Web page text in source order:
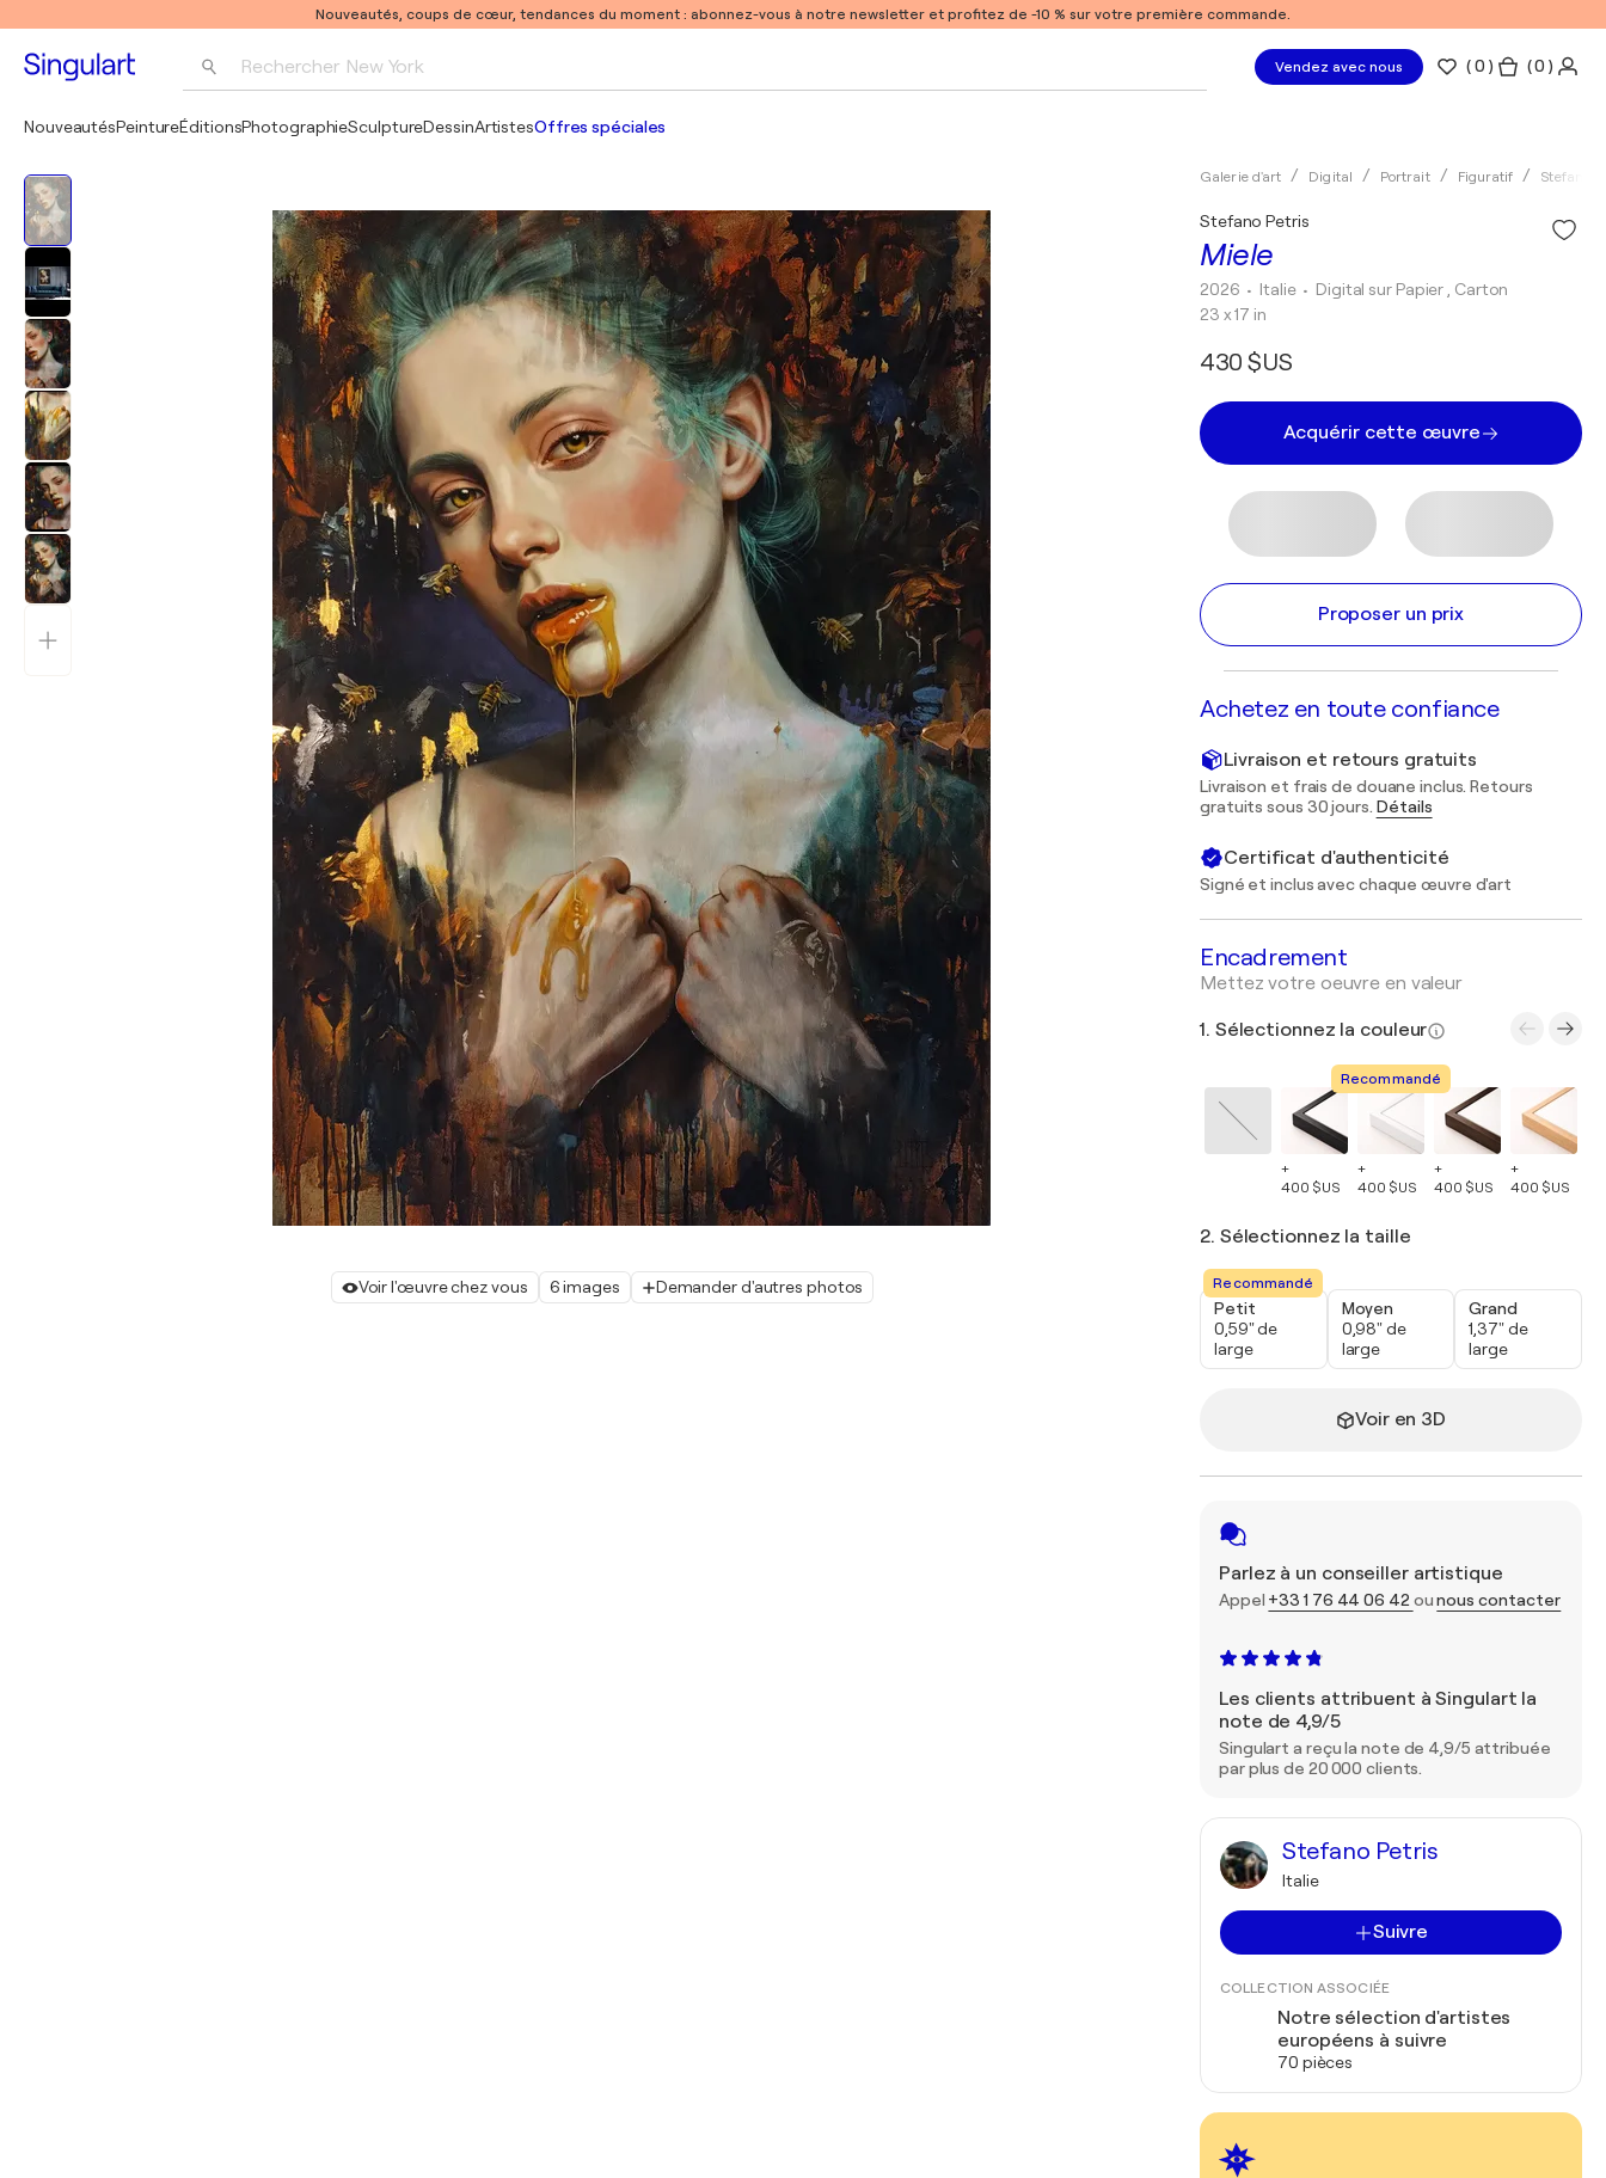
Nouveautés, coups de cœur, tendances du moment : abonnez-vous à notre newsletter et profitez de -10 % sur votre première commande.
Rechercher New York
Pablo Picasso
Vendez avec nous (0 ) ( 0 )
NouveautésPeintureÉditionsPhotographieSculptureDessinArtistesOffres spéciales
Voir l'œuvre chez vous 6 images Demander d'autres photos
Galerie d'art Digital Portrait Figuratif Stefano
Miele
Stefano Petris
2026 • Italie • Digital sur Papier , Carton
23 x 17 in
430 $US
Acquérir cette œuvre
Proposer un prix
Achetez en toute confiance
Livraison et retours gratuits
Livraison et frais de douane inclus. Retours
gratuits sous 30 jours. Détails
Certificat d'authenticité
Signé et inclus avec chaque œuvre d'art
Encadrement
Mettez votre oeuvre en valeur
1. Sélectionnez la couleur
+
400 $US
Recommandé
+
400 $US
+
400 $US
+
400 $US
2. Sélectionnez la taille
Recommandé
Petit
0,59" de
large
Moyen
0,98" de
large
Grand
1,37" de
large
Voir en 3D
Parlez à un conseiller artistique
Appel +33 1 76 44 06 42 ounous contacter
Les clients attribuent à Singulart la
note de 4,9/5
Singulart a reçu la note de 4,9/5 attribuée
par plus de 20 000 clients.
Stefano Petris
Italie
Suivre
COLLECTION ASSOCIÉE
Notre sélection d'artistes
européens à suivre
70 pièces